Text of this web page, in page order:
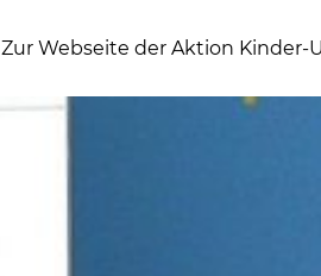
Zur Webseite der Aktion Kinder-